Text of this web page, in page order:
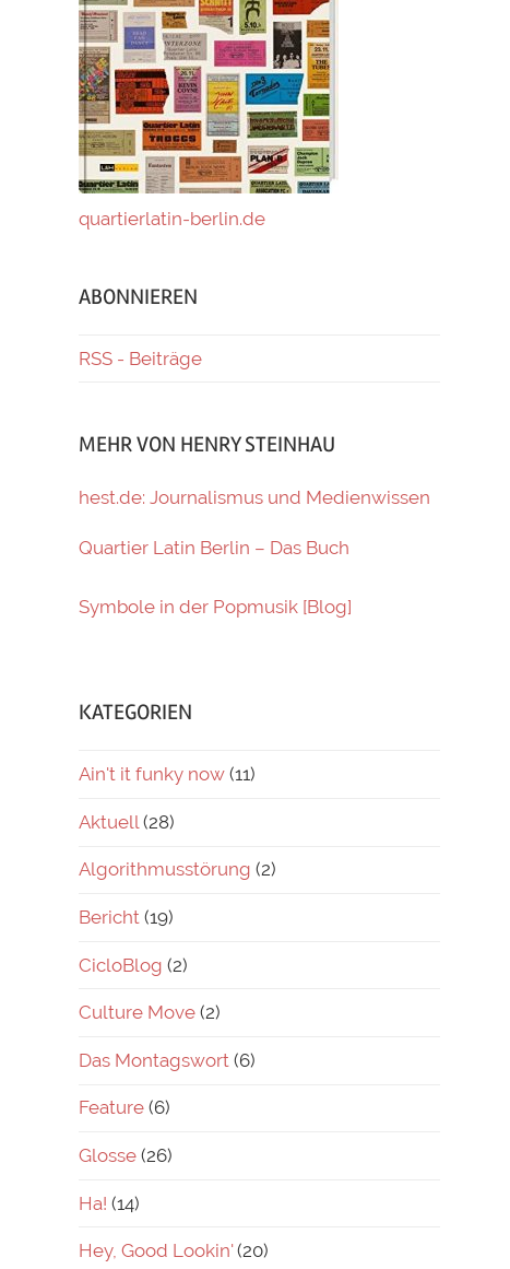
quartierlatin-berlin.de
ABONNIEREN
RSS - Beiträge
MEHR VON HENRY STEINHAU
hest.de: Journalismus und Medienwissen
Quartier Latin Berlin – Das Buch
Symbole in der Popmusik [Blog]
KATEGORIEN
Ain't it funky now (11)
Aktuell (28)
Algorithmusstörung (2)
Bericht (19)
CicloBlog (2)
Culture Move (2)
Das Montagswort (6)
Feature (6)
Glosse (26)
Ha! (14)
Hey, Good Lookin'(20)